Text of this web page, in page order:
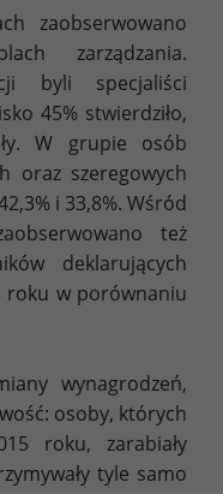
zaobserwowano
zarządzania.
byli specjaliści
45% stwierdziło,
W grupie osób
oraz szeregowych
i 33,8%. Wśród
też
deklarujących
roku w porównaniu
wynagrodzeń,
osoby, których
roku, zarabiały
tyle samo